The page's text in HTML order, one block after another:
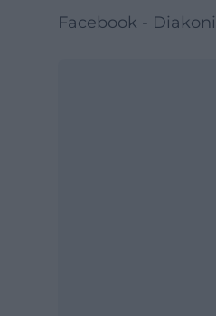
Facebook -